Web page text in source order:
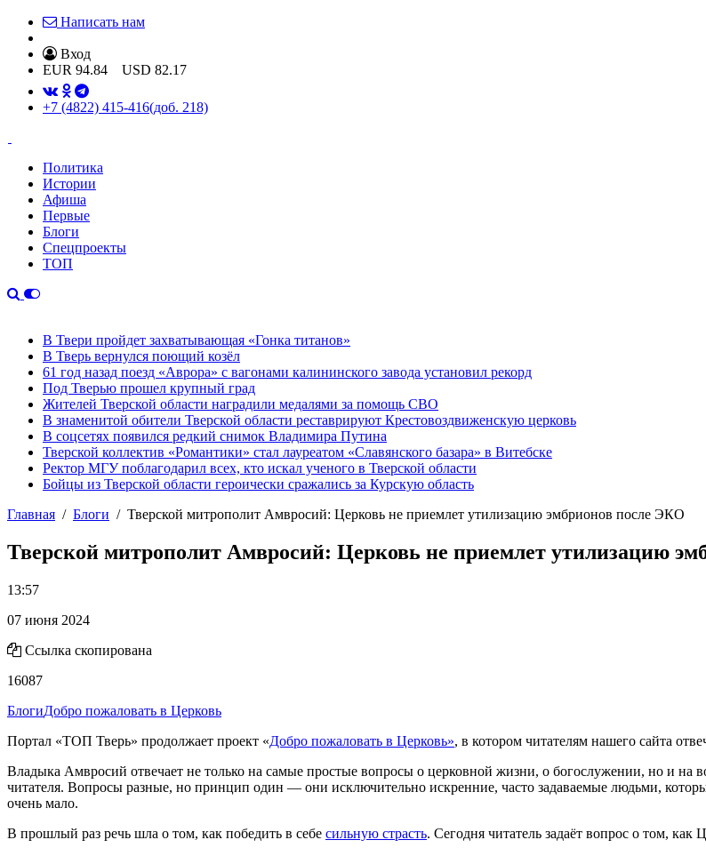
Написать нам
Вход
EUR 94.84 USD 82.17
+7 (4822) 415-416(доб. 218)
Политика
Истории
Афиша
Первые
Блоги
Спецпроекты
ТОП
В Твери пройдет захватывающая «Гонка титанов»
В Тверь вернулся поющий козёл
61 год назад поезд «Аврора» с вагонами калининского завода установил рекорд
Под Тверью прошел крупный град
Жителей Тверской области наградили медалями за помощь СВО
В знаменитой обители Тверской области реставрируют Крестовоздвиженскую церковь
В соцсетях появился редкий снимок Владимира Путина
Тверской коллектив «Романтики» стал лауреатом «Славянского базара» в Витебске
Ректор МГУ поблагодарил всех, кто искал ученого в Тверской области
Бойцы из Тверской области героически сражались за Курскую область
Главная
Блоги Тверской митрополит Амвросий: Церковь не приемлет утилизацию эмбрионов после ЭКО
Тверской митрополит Амвросий: Церковь не приемлет утилизацию
13:57
07 июня 2024
Ссылка скопирована
16087
БлогиДобро пожаловать в Церковь
Портал «ТОП Тверь» продолжает проект «Добро пожаловать в Церковь», в котором читателям нашего сайта
Владыка Амвросий отвечает не только на самые простые вопросы о церковной жизни, о богослужении, но и на
читателя. Вопросы разные, но принцип один — они исключительно искренние, часто задаваемые людьми,
очень мало.
В прошлый раз речь шла о том, как победить в себе сильную страсть. Сегодня читатель задаёт вопрос о том, как